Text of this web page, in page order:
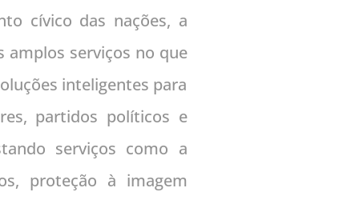
cívico das nações, a
amplos serviços no que
inteligentes para
partidos políticos e
serviços como a
proteção à imagem